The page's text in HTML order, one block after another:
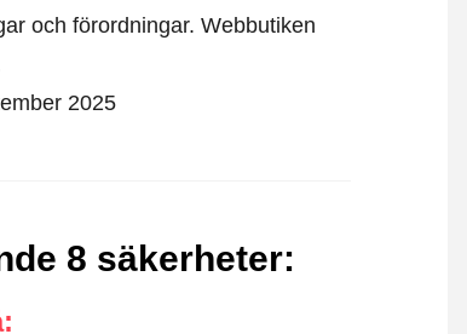
och förordningar. Webbutiken
2025
8 säkerheter:
: